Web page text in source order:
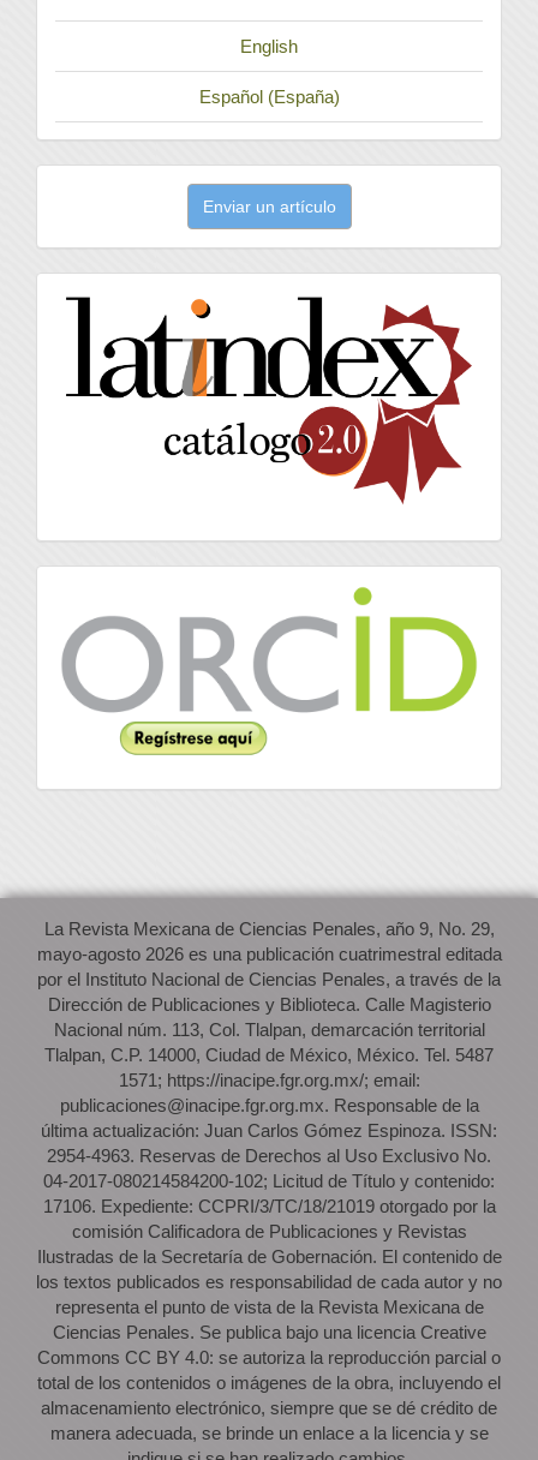
English
Español (España)
artículo
Enviar un artículo
latindex
La Revista Mexicana de Ciencias Penales, año 9, No. 29,
mayo-agosto 2026 es una publicación cuatrimestral editada
por el Instituto Nacional de Ciencias Penales, a través de la
Dirección de Publicaciones y Biblioteca. Calle Magisterio
Nacional núm. 113, Col. Tlalpan, demarcación territorial
Tlalpan, C.P. 14000, Ciudad de México, México. Tel. 5487
1571; https://inacipe.fgr.org.mx/; email:
publicaciones@inacipe.fgr.org.mx. Responsable de la
última actualización: Juan Carlos Gómez Espinoza. ISSN:
2954-4963. Reservas de Derechos al Uso Exclusivo No.
04-2017-080214584200-102; Licitud de Título y contenido:
17106. Expediente: CCPRI/3/TC/18/21019 otorgado por la
comisión Calificadora de Publicaciones y Revistas
Ilustradas de la Secretaría de Gobernación. El contenido de
los textos publicados es responsabilidad de cada autor y no
representa el punto de vista de la Revista Mexicana de
Ciencias Penales. Se publica bajo una licencia Creative
Commons CC BY 4.0: se autoriza la reproducción parcial o
total de los contenidos o imágenes de la obra, incluyendo el
almacenamiento electrónico, siempre que se dé crédito de
manera adecuada, se brinde un enlace a la licencia y se